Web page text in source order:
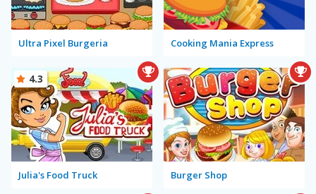
Ultra Pixel Burgeria Cooking Mania Express
Julia's Food Truck
4.3
Burger Shop